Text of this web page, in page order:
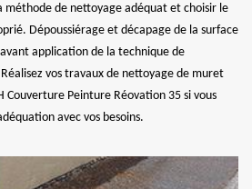
de nettoyage adéquat et choisir le
Dépoussiérage et décapage de la surface
application de la technique de
vos travaux de nettoyage de muret
Couverture Peinture Réovation 35 si vous
avec vos besoins.